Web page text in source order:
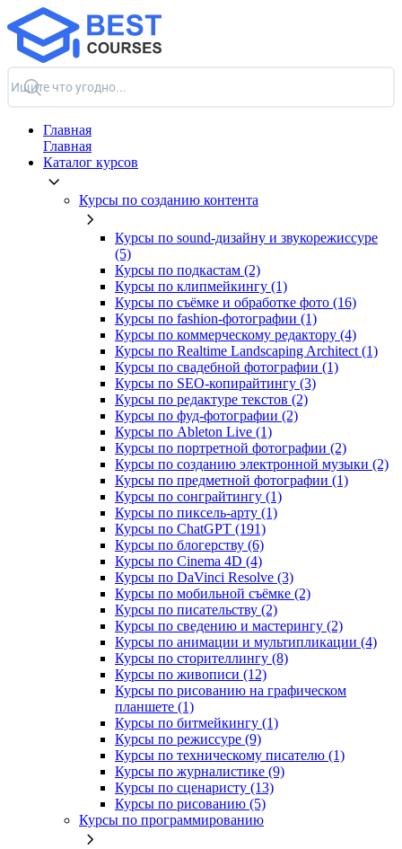
Главная
Главная
Каталог курсов
Курсы по созданию контента
Курсы по sound-дизайну и звукорежиссуре
(5)
Курсы по подкастам (2)
Курсы по клипмейкингу (1)
Курсы по съёмке и обработке фото (16)
Курсы по fashion-фотографии (1)
Курсы по коммерческому редактору (4)
Курсы по Realtime Landscaping Architect (1)
Курсы по свадебной фотографии (1)
Курсы по SEO-копирайтингу (3)
Курсы по редактуре текстов (2)
Курсы по фуд-фотографии (2)
Курсы по Ableton Live (1)
Курсы по портретной фотографии (2)
Курсы по созданию электронной музыки (2)
Курсы по предметной фотографии (1)
Курсы по сонграйтингу (1)
Курсы по пиксель-арту (1)
Курсы по ChatGPT (191)
Курсы по блогерству (6)
Курсы по Cinema 4D (4)
Курсы по DaVinci Resolve (3)
Курсы по мобильной съёмке (2)
Курсы по писательству (2)
Курсы по сведению и мастерингу (2)
Курсы по анимации и мультипликации (4)
Курсы по сторителлингу (8)
Курсы по живописи (12)
Курсы по рисованию на графическом
планшете (1)
Курсы по битмейкингу (1)
Курсы по режиссуре (9)
Курсы по техническому писателю (1)
Курсы по журналистике (9)
Курсы по сценаристу (13)
Курсы по рисованию (5)
Курсы по программированию